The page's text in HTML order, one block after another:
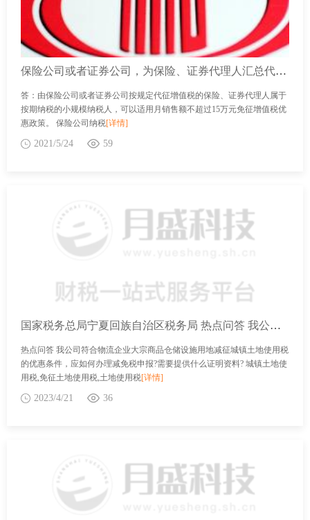
保险公司或者证券公司，为保险、证券代理人汇总代开增值税普通发票，能否享受小微免征增值税的政策？增值税的免税标准是否月销售额一并调整为不超过15万元（按季纳税45万元）？
答：由保险公司或者证券公司按规定代征增值税的保险、证券代理人属于
按期纳税的小规模纳税人，可以适用月销售额不超过15万元免征增值税优
惠政策。 保险公司纳税[详情]
2021/5/24 59
国家税务总局宁夏回族自治区税务局 热点问答 我公司符合物流企业大宗商品仓储设施用地减征城镇土地使用税的优惠条件，应如何办理减免税申报?需要提供什么证明资料?
热点问答 我公司符合物流企业大宗商品仓储设施用地减征城镇土地使用税
的优惠条件，应如何办理减免税申报?需要提供什么证明资料? 城镇土地使
用税,免征土地使用税,土地使用税[详情]
2023/4/21 36